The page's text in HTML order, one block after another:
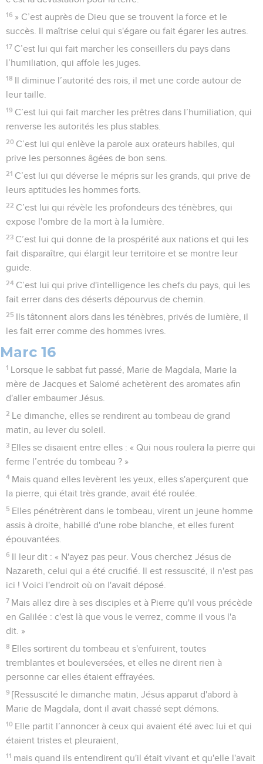
16 » C’est auprès de Dieu que se trouvent la force et le
succès. Il maîtrise celui qui s'égare ou fait égarer les autres.
17 C’est lui qui fait marcher les conseillers du pays dans
l’humiliation, qui affole les juges.
18 Il diminue l’autorité des rois, il met une corde autour de
leur taille.
19 C’est lui qui fait marcher les prêtres dans l’humiliation, qui
renverse les autorités les plus stables.
20 C’est lui qui enlève la parole aux orateurs habiles, qui
prive les personnes âgées de bon sens.
21 C’est lui qui déverse le mépris sur les grands, qui prive de
leurs aptitudes les hommes forts.
22 C’est lui qui révèle les profondeurs des ténèbres, qui
expose l'ombre de la mort à la lumière.
23 C’est lui qui donne de la prospérité aux nations et qui les
fait disparaître, qui élargit leur territoire et se montre leur
guide.
24 C’est lui qui prive d'intelligence les chefs du pays, qui les
fait errer dans des déserts dépourvus de chemin.
25 Ils tâtonnent alors dans les ténèbres, privés de lumière, il
les fait errer comme des hommes ivres.
Marc 16
1 Lorsque le sabbat fut passé, Marie de Magdala, Marie la
mère de Jacques et Salomé achetèrent des aromates afin
d'aller embaumer Jésus.
2 Le dimanche, elles se rendirent au tombeau de grand
matin, au lever du soleil.
3 Elles se disaient entre elles : « Qui nous roulera la pierre qui
ferme l’entrée du tombeau ? »
4 Mais quand elles levèrent les yeux, elles s'aperçurent que
la pierre, qui était très grande, avait été roulée.
5 Elles pénétrèrent dans le tombeau, virent un jeune homme
assis à droite, habillé d'une robe blanche, et elles furent
épouvantées.
6 Il leur dit : « N'ayez pas peur. Vous cherchez Jésus de
Nazareth, celui qui a été crucifié. Il est ressuscité, il n'est pas
ici ! Voici l'endroit où on l'avait déposé.
7 Mais allez dire à ses disciples et à Pierre qu'il vous précède
en Galilée : c'est là que vous le verrez, comme il vous l'a
dit. »
8 Elles sortirent du tombeau et s'enfuirent, toutes
tremblantes et bouleversées, et elles ne dirent rien à
personne car elles étaient effrayées.
9 [Ressuscité le dimanche matin, Jésus apparut d'abord à
Marie de Magdala, dont il avait chassé sept démons.
10 Elle partit l’annoncer à ceux qui avaient été avec lui et qui
étaient tristes et pleuraient,
11 mais quand ils entendirent qu'il était vivant et qu'elle l'avait